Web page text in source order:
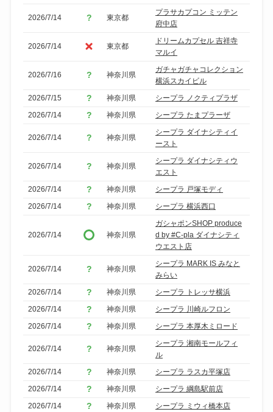
2026/7/14 東京都
プラサカプコン ミッテン
府中店
2026/7/14 東京都
ドリームカプセル 吉祥寺
マルイ
2026/7/16 神奈川県
ガチャガチャコレクション
横浜スカイビル
2026/7/15
神奈川県
シープラ ノクティプラザ
2026/7/14
神奈川県 シープラ たまプラーザ
2026/7/14 神奈川県
シープラ ダイナシティイ
ースト
2026/7/14 神奈川県
シープラ ダイナシティウ
エスト
2026/7/14
神奈川県
シープラ 戸塚モディ
2026/7/14
神奈川県 シープラ 横浜西口
2026/7/14 神奈川県
ガシャポンSHOP produce
d by #C-pla ダイナシティ
ウエスト店
2026/7/14 神奈川県
シープラ MARK IS みなと
みらい
2026/7/14
神奈川県
シープラ トレッサ横浜
2026/7/14
神奈川県
シープラ 川崎ルフロン
2026/7/14
神奈川県 シープラ 本厚木ミロード
2026/7/14 神奈川県
シープラ 湘南モールフィ
ル
2026/7/14
神奈川県
シープラ ラスカ平塚店
2026/7/14
神奈川県
シープラ 綱島駅前店
2026/7/14
神奈川県
シープラ ミウィ橋本店